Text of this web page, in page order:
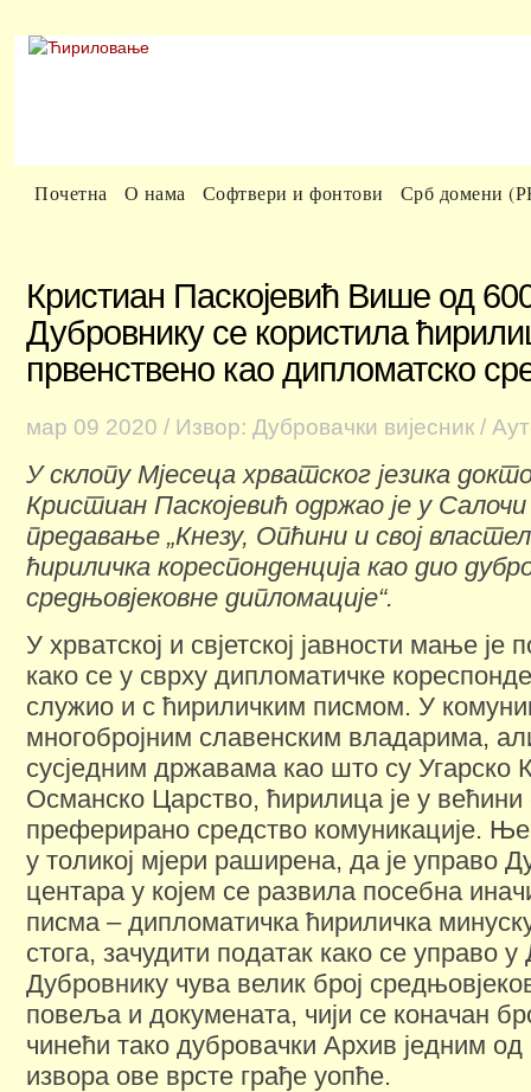
Почетна О нама Софтвери и фонтови Срб домени
Кристиан Паскојевић Више од
Дубровнику се користила
првенствено као дипломатско
мар 09 2020 / Извор: Дубровачки вијесник /
У склопу Мјесеца хрватског језика
Кристиан Паскојевић одржао је у
предавање „Кнезу, Опћини и свој
ћириличка кореспонденција као дио
средњовјековне дипломације“.
У хрватској и свјетској јавности мање је
како се у сврху дипломатичке
служио и с ћириличким писмом. У
многобројним славенским владарима,
сусједним државама као што су Угарско
Османско Царство, ћирилица је у већини
преферирано средство комуникације.
у толикој мјери раширена, да је управо
центара у којем се развила посебна
писма – дипломатичка ћириличка
стога, зачудити податак како се управо
Дубровнику чува велик број
повеља и докумената, чији се коначан
чинећи тако дубровачки Архив једним од
извора ове врсте грађе уопће.